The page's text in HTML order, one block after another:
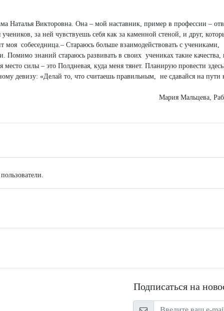
Викторовна. Она – мой наставник, пример в профессии –
за ней чувствуешь себя как за каменной стеной, и друг,
моя собеседница.– Стараюсь больше взаимодействовать с учениками,
Помимо знаний стараюсь развивать в своих учениках такие качества,
место силы – это Полдневая, куда меня тянет. Планирую провести
девизу: «Делай то, что считаешь правильным, не сдавайся на пути
Мария Мальцева,
Подписаться на